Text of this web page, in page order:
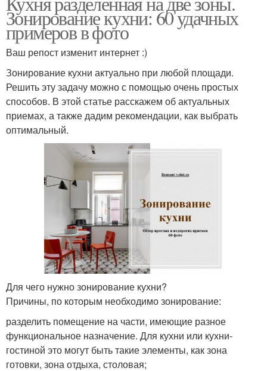
Зонирование кухни: 60 удачных
примеров в фото
Ваш репост изменит интернет :)
Зонирование кухни актуально при любой площади.
Решить эту задачу можно с помощью очень простых
способов. В этой статье расскажем об актуальных
приемах, а также дадим рекомендации, как выбрать
оптимальный.
Для чего нужно зонирование кухни?
Причины, по которым необходимо зонирование:
разделить помещение на части, имеющие разное
функциональное назначение. Для кухни или кухни-
гостиной это могут быть такие элементы, как зона
готовки, зона отдыха, столовая;